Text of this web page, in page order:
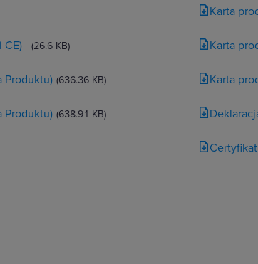
CE) (26.6 KB)
Produktu) (636.36 KB)
Produktu) (638.91 KB)
Karta
Karta
Karta
Certyfikat